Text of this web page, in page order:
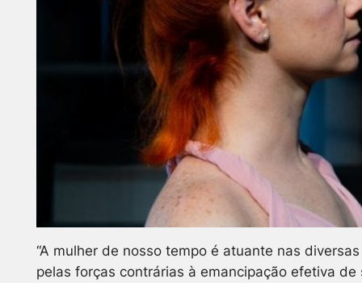
“A mulher de nosso tempo é atuante nas
pelas forças contrárias à emancipação efetiva